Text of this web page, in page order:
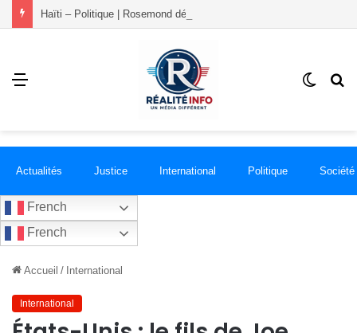
Menu
Switch
Actualités Justice International Politique Société
French
French
Accueil / International
International